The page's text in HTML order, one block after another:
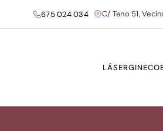
675 024 034 C/ Teno 51,
LÁSER